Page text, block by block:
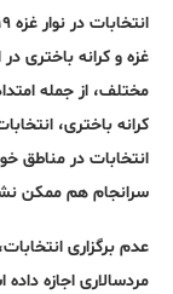
مختلف، از جمله
کرانه باختری،
سرانجام هم ممکن
عدم برگزاری
مردسالاری اجازه